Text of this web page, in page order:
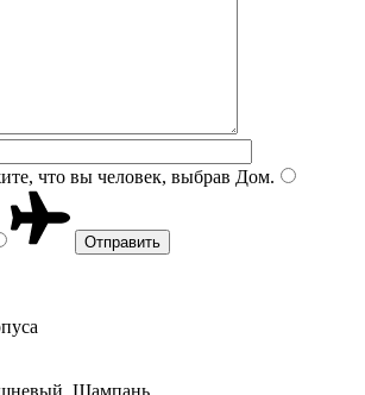
что вы человек, выбрав Дом.
Шампань